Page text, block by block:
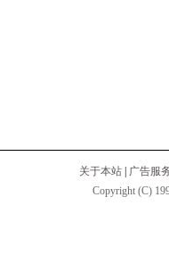
关于本站
广告服
Copyright (C)